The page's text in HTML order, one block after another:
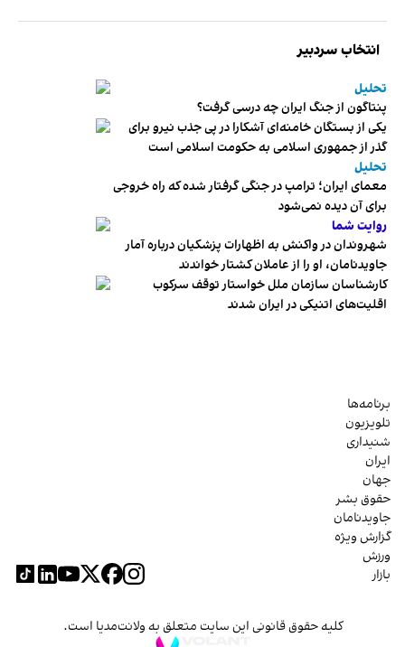
انتخاب سردبیر
تحلیل
پنتاگون از جنگ ایران چه درسی گرفت؟
یکی از بستگان خامنه‌ای آشکارا در پی جذب نیرو برای
گذر از جمهوری اسلامی به حکومت اسلامی است
تحلیل
معمای ایران؛ ترامپ در جنگی گرفتار شده که راه خروجی
برای آن دیده نمی‌شود
روایت شما
شهروندان در واکنش به اظهارات پزشکیان درباره آمار
جاویدنامان، او را از عاملان کشتار خواندند
کارشناسان سازمان ملل خواستار توقف سرکوب
اقلیت‌های اتنیکی در ایران شدند
برنامه‌ها
تلویزیون
شنیداری
ایران
جهان
حقوق بشر
جاویدنامان
گزارش ویژه
ورزش
بازار
کلیه حقوق قانونی این سایت متعلق به ولانت‌مدیا است.